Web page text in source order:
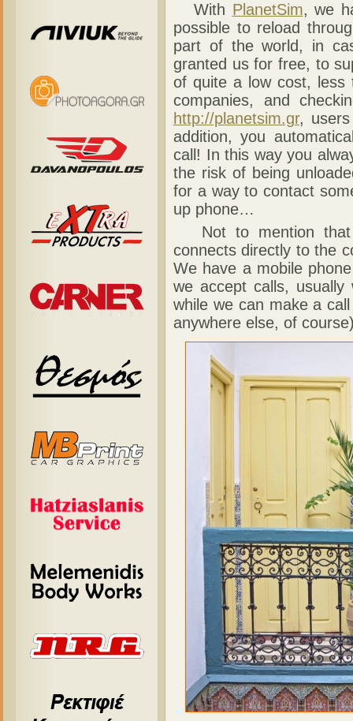
With PlanetSim, we
possible to reload
part of the world, in
granted us for free, to
of quite a low cost, less
companies, and
http://planetsim.gr,
addition, you
call! In this way you
the risk of being
for a way to contact
up phone…
Not to mention that
connects directly to the
We have a mobile
we accept calls,
while we can make a
anywhere else, of